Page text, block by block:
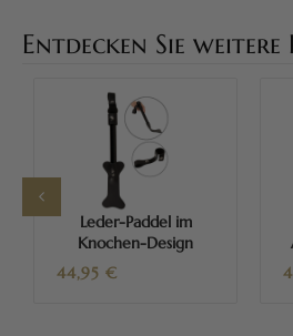
Entdecken Sie
Leder-Paddel im
Knochen-Design
44,95 €